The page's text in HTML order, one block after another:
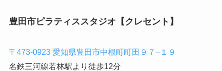
豊田市ピラティススタジオ【クレセント】
〒473-0923 愛知県豊田市中根町町田９７−１９
名鉄三河線若林駅より徒歩12分